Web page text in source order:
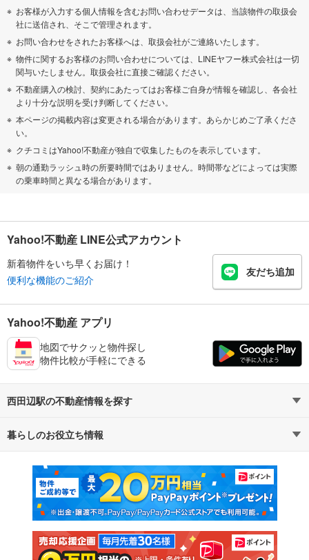
お客様が入力する個人情報を含むお問い合わせデータは、当該物件の取扱会
社に送信され、そこで管理されます。
お問い合わせをされたお客様へは、取扱会社がご連絡いたします。
物件に関するお客様のお問い合わせについては、LINEヤフー株式会社は一切
関与いたしません。取扱会社に直接ご確認ください。
不動産購入の検討、契約にあたってはお客様ご自身が情報を確認し、各会社
より十分な説明を受け判断してください。
本ページの掲載内容は変更される場合があります。あらかじめご了承くださ
い。
クチコミはYahoo!不動産が独自で収集したものを表示しています。
朝の通勤ラッシュ時の所要時間ではありません。時間帯などによっては実際
の乗車時間と異なる場合があります。
Yahoo!不動産 LINE公式アカウント
新着物件をいち早くお届け！
便利な機能のご紹介
友だち追加
Yahoo!不動産 アプリ
地図でサクッと物件探し
物件比較が手軽にできる
西田辺駅の不動産情報を探す
不動産・住宅
新築マンション 中古マンション
新築一戸建て 中古一戸建て
注文住宅 土地
暮らしのお役立ち情報
マンションカタログ 教えて！住まいの先生